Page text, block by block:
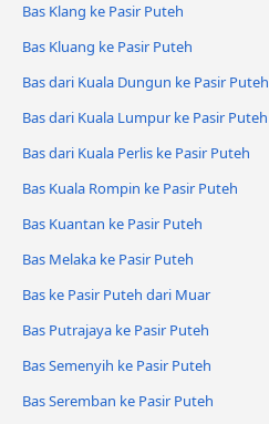
Bas Klang ke Pasir Puteh
Bas Kluang ke Pasir Puteh
Bas dari Kuala Dungun ke Pasir Puteh
Bas dari Kuala Lumpur ke Pasir Puteh
Bas dari Kuala Perlis ke Pasir Puteh
Bas Kuala Rompin ke Pasir Puteh
Bas Kuantan ke Pasir Puteh
Bas Melaka ke Pasir Puteh
Bas ke Pasir Puteh dari Muar
Bas Putrajaya ke Pasir Puteh
Bas Semenyih ke Pasir Puteh
Bas Seremban ke Pasir Puteh